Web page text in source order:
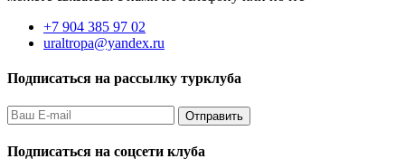
+7 904 385 97 02
uraltropa@yandex.ru
Подписаться на рассылку турклуба
Подписаться на соцсети клуба